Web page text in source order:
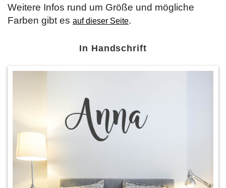
Weitere Infos rund um Größe und mögliche
Farben gibt es auf dieser Seite.
In Handschrift